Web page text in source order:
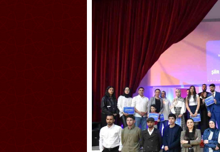
Akçakoca, Geleneksel
Şampiyonası’na ev